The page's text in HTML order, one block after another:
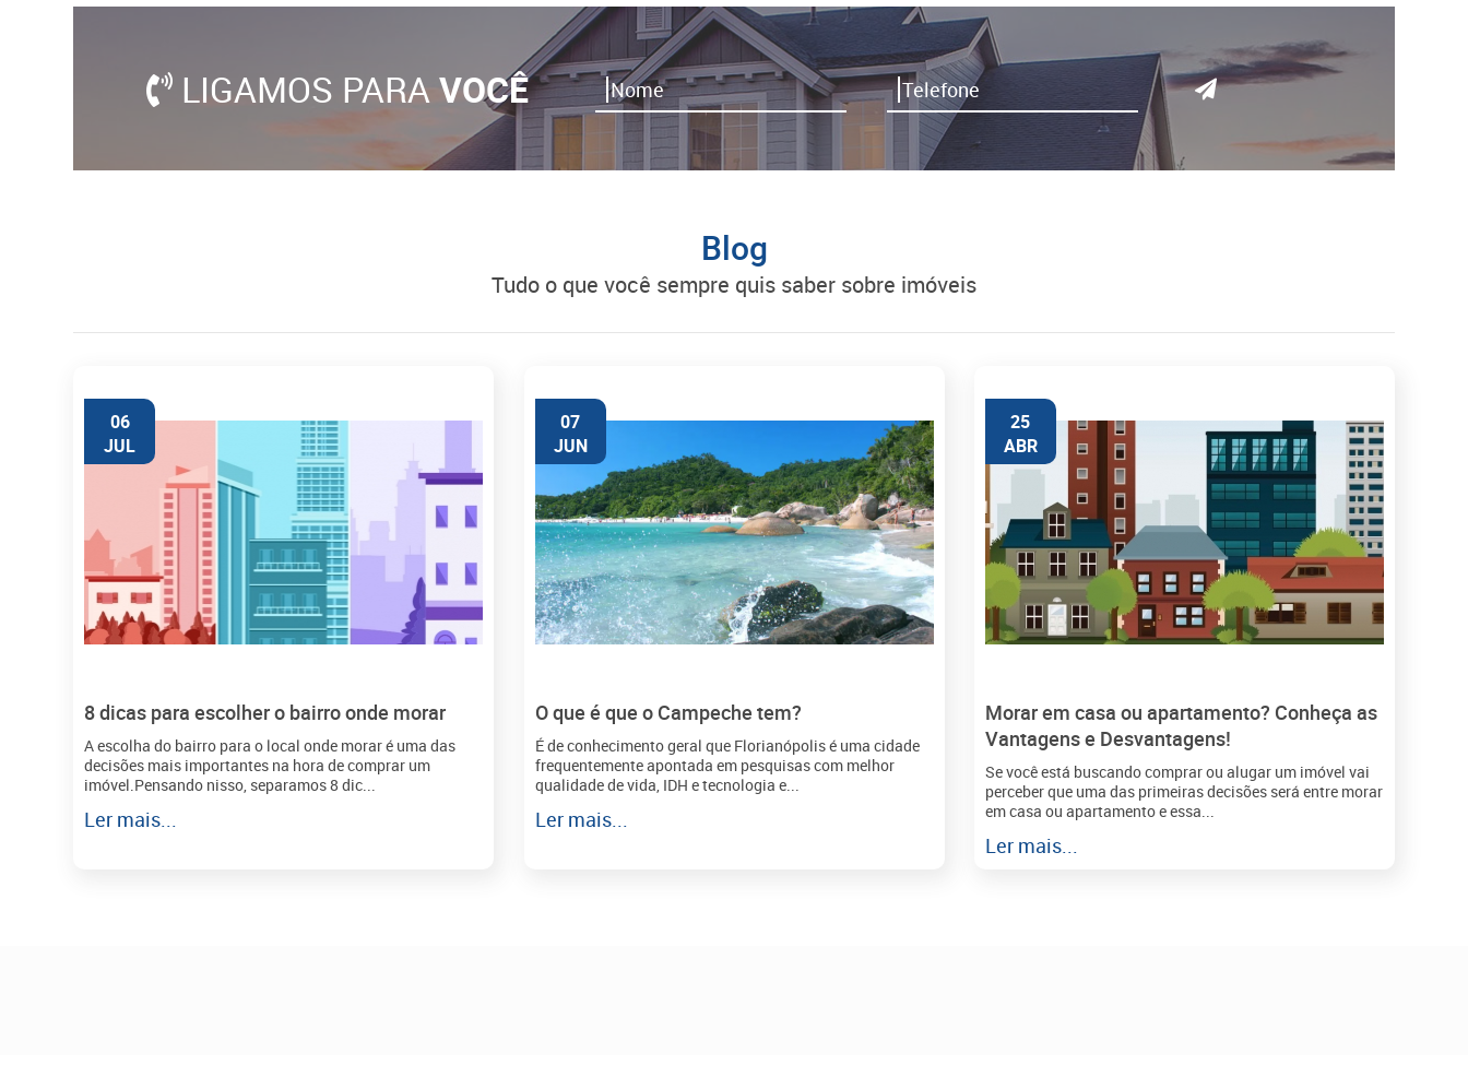
LIGAMOS PARAVOCÊ
Blog
tudo o que você sempre quis saber sobre imóveis
06
JUL
8 dicas para escolher o bairro onde morar
A escolha do bairro para o local onde morar é uma das
decisões mais importantes na hora de comprar um
imóvel.Pensando nisso, separamos 8 dic...
Ler mais...
07
JUN
O que é que o Campeche tem?
É de conhecimento geral que Florianópolis é uma cidade
frequentemente apontada em pesquisas com melhor
qualidade de vida, IDH e tecnologia e...
Ler mais...
25
ABR
Morar em casa ou apartamento? Conheça as
Vantagens e Desvantagens!
Se você está buscando comprar ou alugar um imóvel vai
perceber que uma das primeiras decisões será entre morar
em casa ou apartamento e essa...
Ler mais...